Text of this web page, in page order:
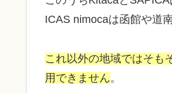
ICAS nimocaは函館や道
これ以外の地域ではそも
用できません。